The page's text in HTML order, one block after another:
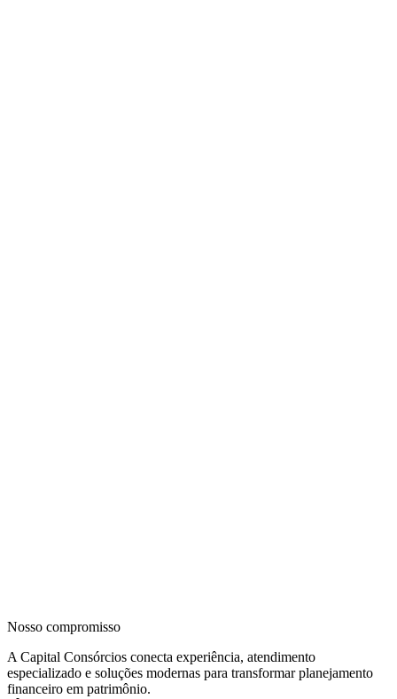
Nosso compromisso
A Capital Consórcios conecta experiência, atendimento
especializado e soluções modernas para transformar planejamento
financeiro em patrimônio.